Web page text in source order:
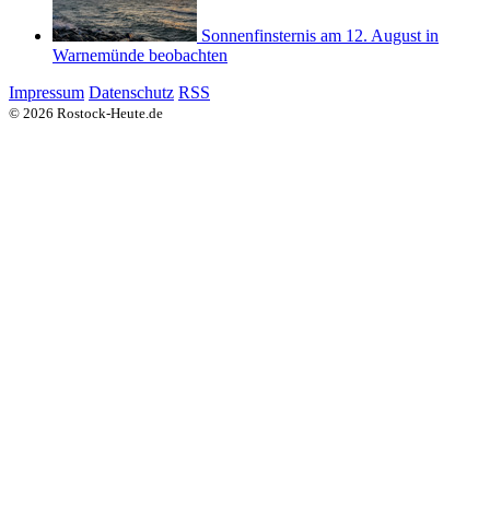
Sonnenfinsternis am 12. August in
Warnemünde beobachten
Impressum Datenschutz RSS
© 2026 Rostock-Heute.de